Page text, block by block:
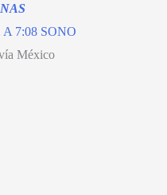
7:08 SONO
México